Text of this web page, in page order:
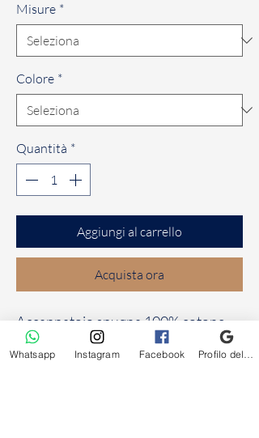
Misure *
Colore *
Quantità *
Aggiungi al carrello
Acquista ora
Accappatoio spugna 100% cotone
Pretty
Whatsapp Instagram Facebook